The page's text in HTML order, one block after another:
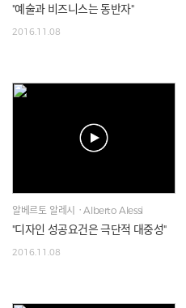
"예술과 비즈니스는 동반자"
2016.11.08
알베르토 알레시ㆍAlberto Alessi
"디자인 성공요건은 극단적 대중성"
2016.11.08